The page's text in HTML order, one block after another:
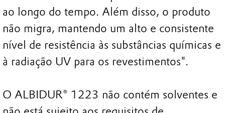
ao longo do tempo. Além disso, o produto
não migra, mantendo um alto e consistente
nível de resistência às substâncias químicas e
à radiação UV para os revestimentos".
O ALBIDUR® 1223 não contém solventes e